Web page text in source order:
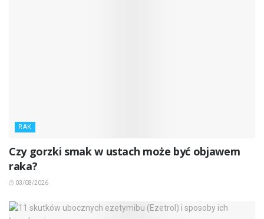
RAK
Czy gorzki smak w ustach może być objawem
raka?
03/08/2026